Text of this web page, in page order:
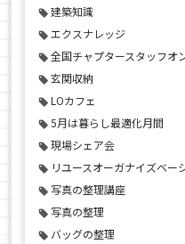
建築知識
エクスナレッジ
全国チャプタースタッフオ
玄関収納
LOカフェ
5月は暮らし最適化月間
現場シェア会
リユースオーガナイズベー
写真の整理講座
写真の整理
バッグの整理